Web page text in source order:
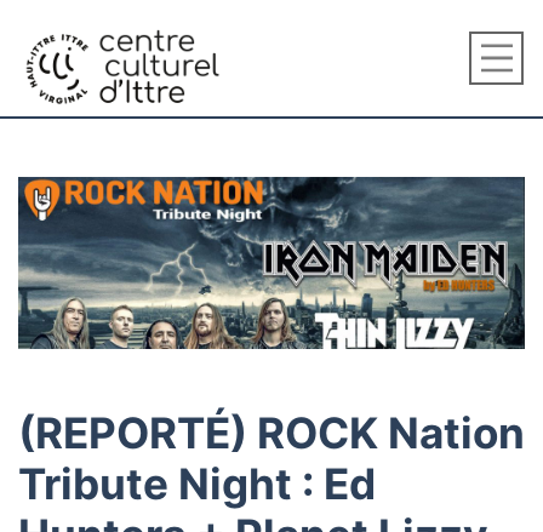
(REPORTÉ) ROCK Nation
Tribute Night : Ed